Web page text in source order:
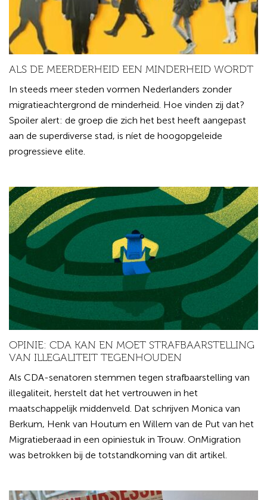
ALS DE MEERDERHEID EEN MINDERHEID WORDT
In steeds meer steden vormen Nederlanders zonder
migratieachtergrond de minderheid. Hoe vinden zij dat?
Spoiler alert: de groep die zich het best heeft aangepast
aan de superdiverse stad, is níet de hoogopgeleide
progressieve elite.
OPINIE: CDA KAN EN MOET STRAFBAARSTELLING
VAN ILLEGALITEIT TEGENHOUDEN
Als CDA-senatoren stemmen tegen strafbaarstelling van
illegaliteit, herstelt dat het vertrouwen in het
maatschappelijk middenveld. Dat schrijven Monica van
Berkum, Henk van Houtum en Willem van de Put van het
Migratieberaad in een opiniestuk in Trouw. OnMigration
was betrokken bij de totstandkoming van dit artikel.